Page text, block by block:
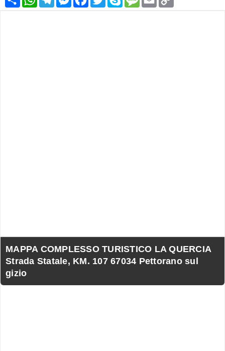
MAPPA COMPLESSO TURISTICO LA QUERCIA
Strada Statale, KM. 107 67034 Pettorano sul
gizio